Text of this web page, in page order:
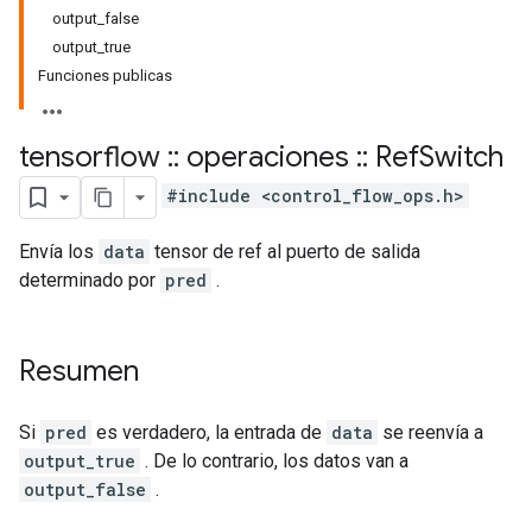
output_false
output_true
Funciones publicas
tensorflow :: operaciones :: RefSwitch
#include <control_flow_ops.h>
Envía los data tensor de ref al puerto de salida
determinado por pred .
Resumen
Si pred es verdadero, la entrada de data se reenvía a
output_true . De lo contrario, los datos van a
output_false .